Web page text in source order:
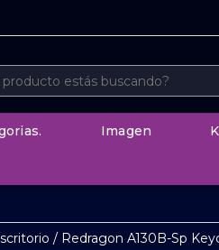
Imagen
/ Redragon A130B-Sp